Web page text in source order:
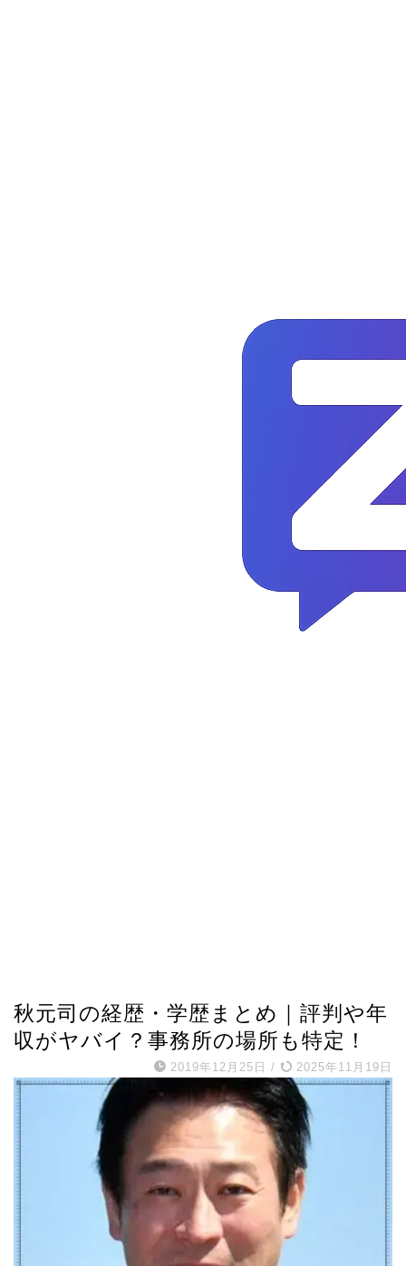
秋元司の経歴・学歴まとめ｜評判や年
収がヤバイ？事務所の場所も特定！
2019年12月25日 / 2025年11月19日